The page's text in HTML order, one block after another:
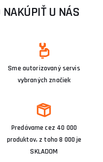
NAKÚPIŤ U NÁS
Sme autorizovaný servis
vybraných značiek
Predávame cez 40 000
produktov, z toho 8 000 je
SKLADOM